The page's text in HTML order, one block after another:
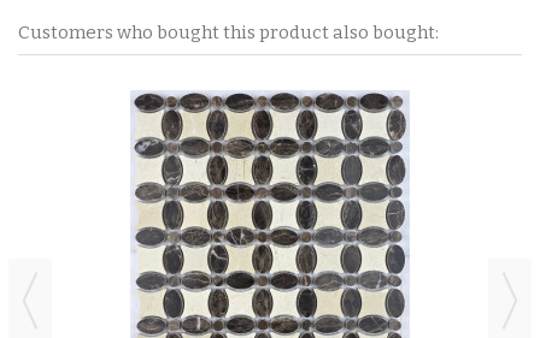
Customers who bought this product also bought: